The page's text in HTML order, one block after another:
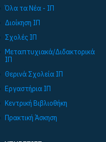
Όλα τα Νέα - ΙΠ
Διοίκηση ΙΠ
Σχολές ΙΠ
Μεταπτυχιακά/Διδακτορικά
ΙΠ
Θερινά Σχολεία ΙΠ
Εργαστήρια ΙΠ
Κεντρική Βιβλιοθήκη
Πρακτική Άσκηση